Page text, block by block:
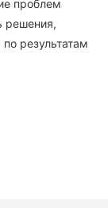
проблем
решения,
результатам